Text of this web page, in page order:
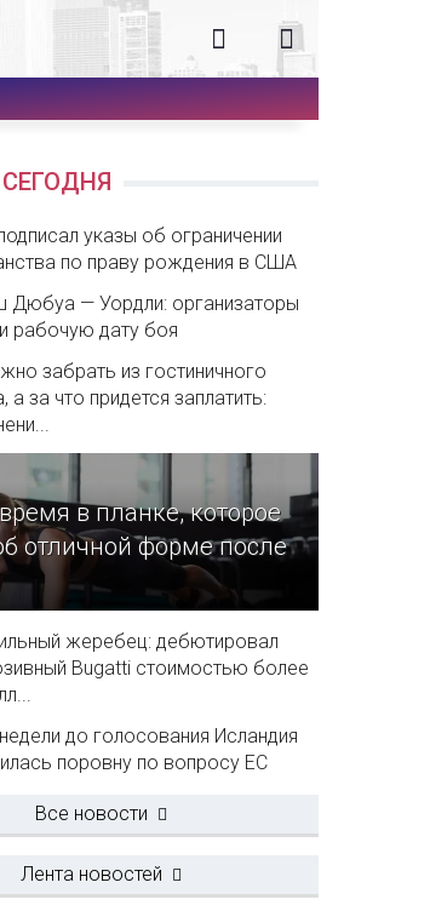
указы об ограничении
по праву рождения в США
Дюбуа — Уордли: организаторы
рабочую дату боя
забрать из гостиничного
а за что придется заплатить:
в планке, которое
отличной форме после
жеребец: дебютировал
Bugatti стоимостью более
до голосования Исландия
поровну по вопросу ЕС
Все новости
Лента новостей